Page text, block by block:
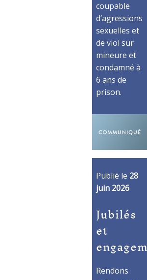
coupable
d’agressions
sexuelles et
de viol sur
mineure et
condamné à
6 ans de
prison.
Publié le 28
juin 2026
Jubilés
et
Rendons